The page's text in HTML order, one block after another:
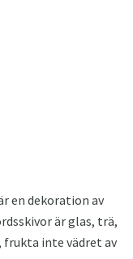
en dekoration av
är glas, trä,
frukta inte vädret av